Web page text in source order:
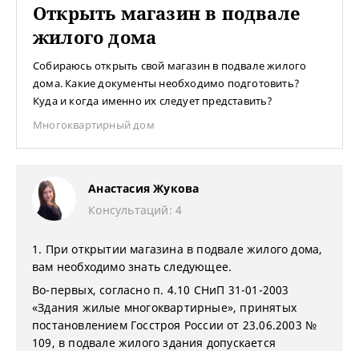
Открыть магазин в подвале
жилого дома
Собираюсь открыть свой магазин в подвале жилого
дома. Какие документы необходимо подготовить?
Куда и когда именно их следует представить?
Многоквартирный дом
Анастасия Жукова
Консультаций: 4
1. При открытии магазина в подвале жилого дома,
вам необходимо знать следующее.
Во-первых, согласно п. 4.10 СНиП 31-01-2003
«Здания жилые многоквартирные», принятых
постановлением Госстроя России от 23.06.2003 №
109, в подвале жилого здания допускается